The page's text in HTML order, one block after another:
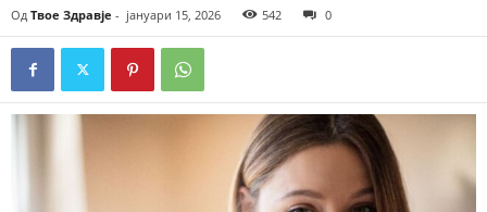
Од Твое Здравје - јануари 15, 2026 542 0